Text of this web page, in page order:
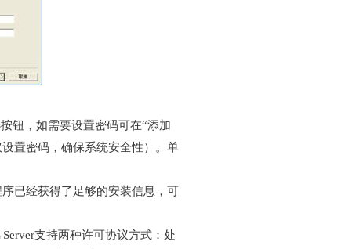
钮，如需要设置密码可在“添加
置密码，确保系统安全性）。单
已经获得了足够的安装信息，可
支持两种许可协议方式：处